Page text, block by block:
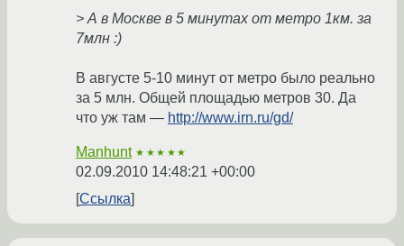
> А в Москве в 5 минутах от метро 1км. за
7млн :)
В августе 5-10 минут от метро было реально
за 5 млн. Общей площадью метров 30. Да
что уж там — http://www.irn.ru/gd/
Manhunt ★★★★★
02.09.2010 14:48:21 +00:00
Ссылка